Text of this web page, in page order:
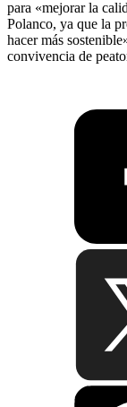
para «mejorar la
Polanco, ya que la
hacer más
convivencia de